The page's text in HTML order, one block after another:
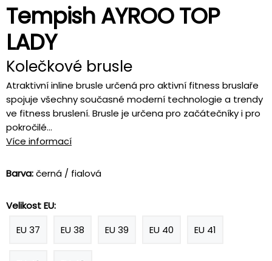
Tempish AYROO TOP
LADY
Kolečkové brusle
Atraktivní inline brusle určená pro aktivní fitness bruslaře
spojuje všechny současné moderní technologie a trendy
ve fitness bruslení. Brusle je určena pro začátečníky i pro
pokročilé...
Více informací
Barva:černá / fialová
Velikost EU:
EU 37
EU 38 EU 39 EU 40 EU 41